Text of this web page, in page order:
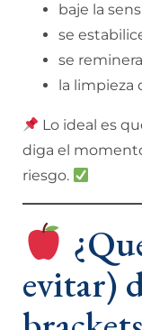
baje la
se
se
la limpieza
Lo ideal es
diga el
riesgo.
evitar)